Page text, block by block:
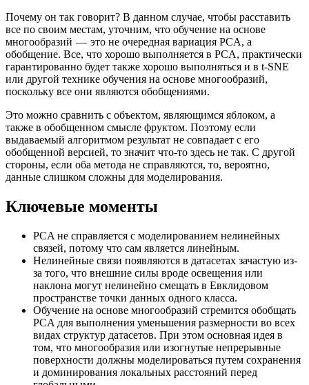
Почему он так говорит? В данном случае, чтобы расставить
все по своим местам, уточним, что обучение на основе
многообразий — это не очередная вариация PCA, а
обобщение. Все, что хорошо выполняется в PCA, практически
гарантированно будет также хорошо выполняться и в t-SNE
или другой технике обучения на основе многообразий,
поскольку все они являются обобщениями.
Это можно сравнить с объектом, являющимся яблоком, а
также в обобщенном смысле фруктом. Поэтому если
выдаваемый алгоритмом результат не совпадает с его
обобщенной версией, то значит что-то здесь не так. С другой
стороны, если оба метода не справляются, то, вероятно,
данные слишком сложны для моделирования.
Ключевые моменты
PCA не справляется с моделированием нелинейных
связей, потому что сам является линейным.
Нелинейные связи появляются в датасетах зачастую из-
за того, что внешние силы вроде освещения или
наклона могут нелинейно смещать в Евклидовом
пространстве точки данных одного класса.
Обучение на основе многообразий стремится обобщать
PCA для выполнения уменьшения размерности во всех
видах структур датасетов. При этом основная идея в
том, что многообразия или изогнутые непрерывные
поверхности должны моделироваться путем сохранения
и доминирования локальных расстояний перед